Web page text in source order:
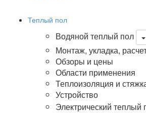
Теплый пол
Водяной теплый пол
Монтаж, укладка,
Обзоры и цены
Области применения
Теплоизоляция и
Устройство
Электрический теплый